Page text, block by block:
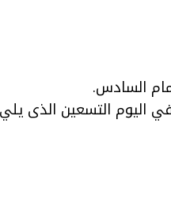
السادس.
في اليوم التسعين الذى